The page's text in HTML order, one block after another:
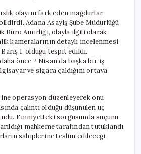
olayını fark eden mağdurlar,
Adana Asayiş Şube Müdürlüğü
Büro Amirliği, olayla ilgili olarak
kameralarının detaylı incelenmesi
I. olduğu tespit edildi.
önce 2 Nisan’da başka bir iş
ve sigara çaldığını ortaya
operasyon düzenleyerek onu
çalıntı olduğu düşünülen üç
Emniyetteki sorgusunda suçunu
mahkeme tarafından tutuklandı.
sahiplerine teslim edileceği